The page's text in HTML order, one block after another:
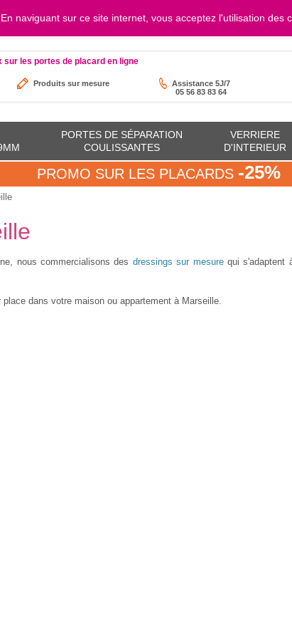
naviguant sur ce site internet, vous acceptez l'utilisation des
vendredi de 8h à 17h30
les portes de placard en ligne
Produits sur mesure
Assistance 5J/7
05 56 83 83 64
PORTES DE SÉPARATION
COULISSANTES
VERRIERE
D'INTERIEUR
PROMO SUR LES PLACARDS -25%
nous commercialisons des dressings sur mesurequi s'adaptent
dans votre maison ou appartement à Marseille.